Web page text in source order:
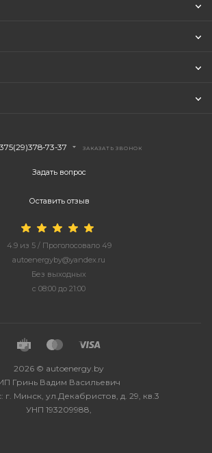
73-37 ЗАКАЗАТЬ ЗВОНОК
Задать вопрос
Оставить отзыв
4.9из 5/ Проголосовало 49
autoenergyby@yandex.ru
Без выходных
с 08:00 до 21:00
2026 © autoenergy.by
Гринь Вадим Васильевич
Минск, ул.Декабристов, д. 29, кв.3
УНП 193209988,